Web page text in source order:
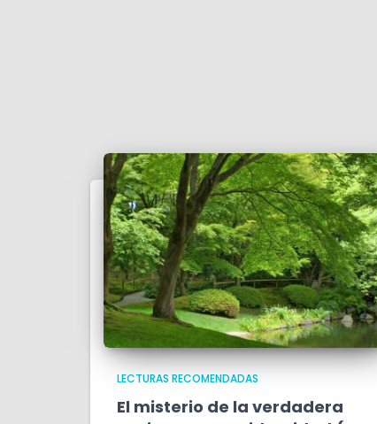
LECTURAS RECOMENDADAS
El misterio de la verdadera